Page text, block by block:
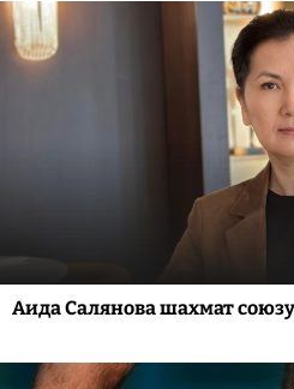
Аида Салянова шахмат